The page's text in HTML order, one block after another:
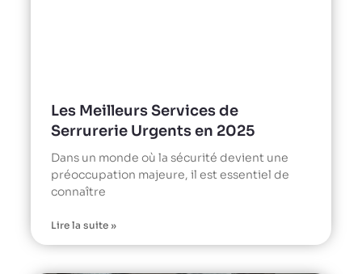
Les Meilleurs Services de
Serrurerie Urgents en 2025
Dans un monde où la sécurité devient une
préoccupation majeure, il est essentiel de
connaître
Lire la suite »